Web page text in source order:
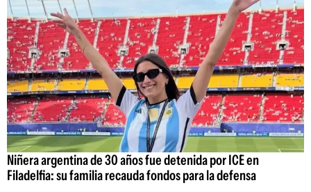
Niñera argentina de 30 años fue detenida por ICE en
Filadelfia: su familia recauda fondos para la defensa